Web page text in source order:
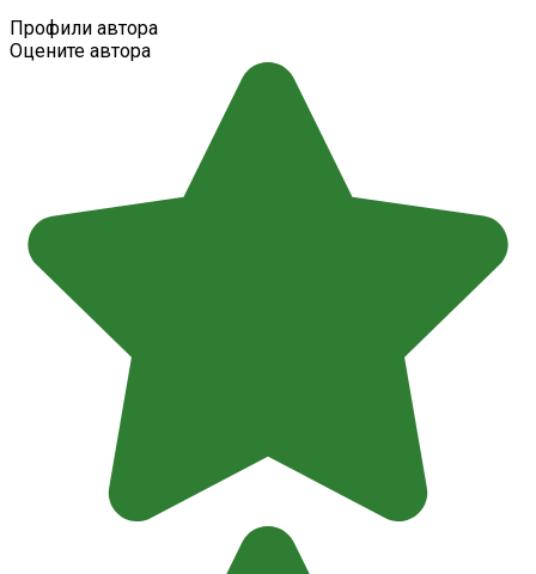
Профили автора
Оцените автора